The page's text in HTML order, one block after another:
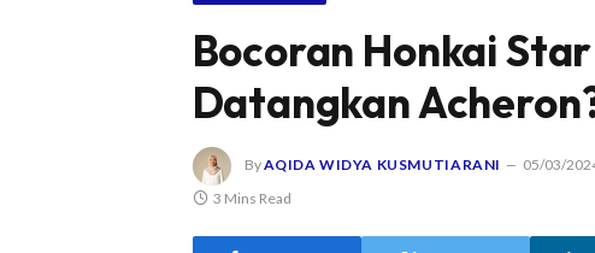
Bocoran Honkai Star
Datangkan
ByAQIDA WIDYA KUSMUTIARANI 05/03/
3 Mins Read